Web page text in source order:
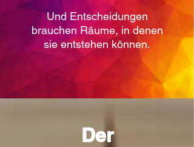
Und Entscheidungen
brauchen Räume, in denen
sie entstehen können.
Der